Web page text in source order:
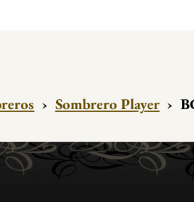
› Sombrero Player ›